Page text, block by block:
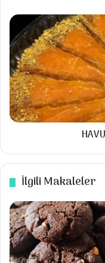
MANTOLAMAK
▪️1 paket
▪️yarım çay
Talimatlar
Un hariç
yumuşak
Arzu
yağlı kağıt
HAVUÇ
DİLİM
BAKLAVA
2
İlgili Makaleler